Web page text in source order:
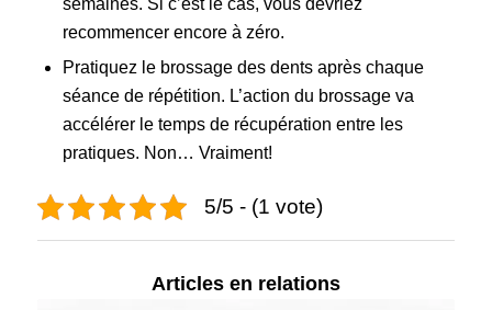
recommencer encore à zéro.
Pratiquez le brossage des dents après chaque
séance de répétition. L’action du brossage va
accélérer le temps de récupération entre les
pratiques. Non… Vraiment!
5/5 - (1 vote)
Articles en relations